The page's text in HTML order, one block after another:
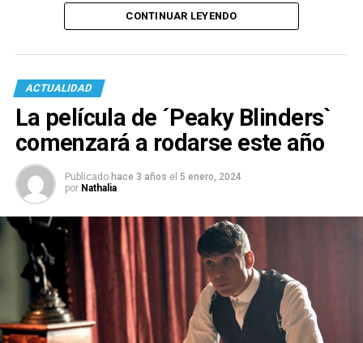
CONTINUAR LEYENDO
ACTUALIDAD
La película de ´Peaky Blinders`
comenzará a rodarse este año
Publicado hace 3 años el 5 enero, 2024
por Nathalia